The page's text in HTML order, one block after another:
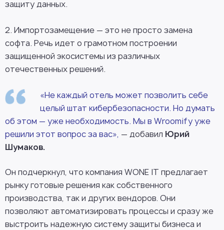
защиту данных.
2. Импортозамещение — это не просто замена
софта. Речь идет о грамотном построении
защищенной экосистемы из различных
отечественных решений.
«Не каждый отель может позволить себе
целый штат кибербезопасности. Но думать
об этом — уже необходимость. Мы в Wroomify уже
решили этот вопрос за вас», — добавил Юрий
Шумаков.
Он подчеркнул, что компания WONE IT предлагает
рынку готовые решения как собственного
производства, так и других вендоров. Они
позволяют автоматизировать процессы и сразу же
выстроить надежную систему защиты бизнеса и